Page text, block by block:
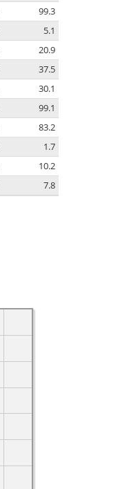
99.3
5.1
20.9
37.5
30.1
99.1
83.2
1.7
10.2
7.8